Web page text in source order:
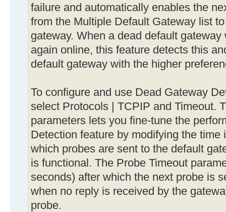
failure and automatically enables the
from the Multiple Default Gateway list
gateway. When a dead default
again online, this feature detects this
default gateway with the higher
To configure and use Dead Gateway
select Protocols | TCPIP and Timeout.
parameters lets you fine-tune the
Detection feature by modifying the time
which probes are sent to the default
is functional. The Probe Timeout
seconds) after which the next probe is
when no reply is received by the
probe.